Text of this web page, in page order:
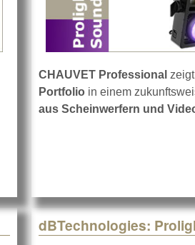
CHAUVET Professional
Portfolio in einem
aus Scheinwerfern und
dBTechnologies: